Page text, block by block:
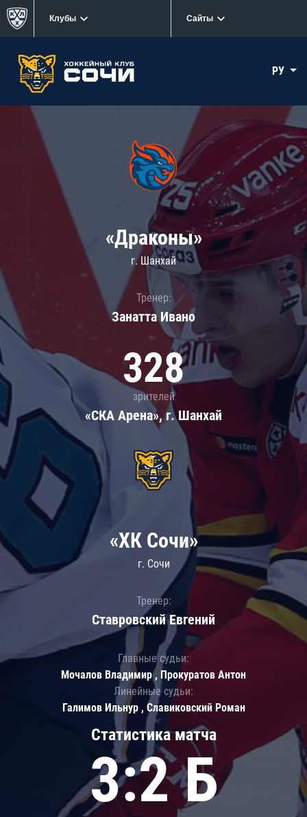
Клубы Сайты
РУ
«Драконы»
г. Шанхай
Тренер:
Занатта Иванo
328
зрителей
«СКА Арена», г. Шанхай
Статистика матча
3:2 Б
«ХК Сочи»
г. Сочи
Тренер:
Ставровский Евгений
Главные судьи:
Мочалов Владимир , Прокуратов Антон
Линейные судьи:
Галимов Ильнур , Славиковский Роман